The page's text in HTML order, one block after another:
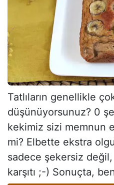
Tatlıların genellikle
düşünüyorsunuz? 0
kekimiz sizi memnun
mi? Elbette ekstra
sadece şekersiz
karşıtı ;-) Sonuçta,